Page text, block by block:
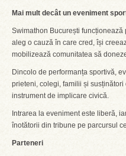
Mai mult decât un eveniment
Swimathon București
aleg o cauză în care cred, își
mobilizează comunitatea să
Dincolo de performanța sportivă,
prieteni, colegi, familii și
instrument de implicare civică.
Intrarea la eveniment este liberă,
înotătorii din tribune pe parcursul
Parteneri